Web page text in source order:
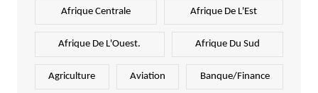
Afrique Centrale Afrique De L'Est
Afrique De L'Ouest. Afrique Du Sud
Agriculture Aviation Banque/Finance